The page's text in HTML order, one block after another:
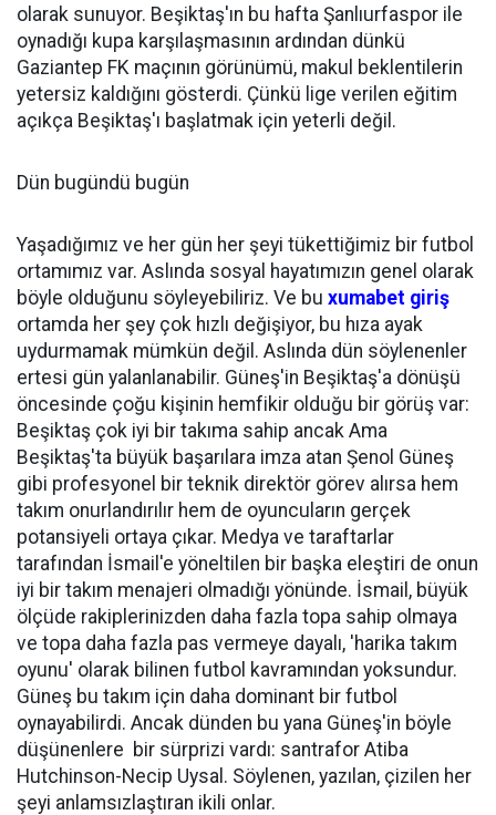
olarak sunuyor. Beşiktaş'ın bu hafta Şanlıurfaspor ile
oynadığı kupa karşılaşmasının ardından dünkü
Gaziantep FK maçının görünümü, makul beklentilerin
yetersiz kaldığını gösterdi. Çünkü lige verilen eğitim
açıkça Beşiktaş'ı başlatmak için yeterli değil.
Dün bugündü bugün
Yaşadığımız ve her gün her şeyi tükettiğimiz bir futbol
ortamımız var. Aslında sosyal hayatımızın genel olarak
böyle olduğunu söyleyebiliriz. Ve bu xumabet giriş
ortamda her şey çok hızlı değişiyor, bu hıza ayak
uydurmamak mümkün değil. Aslında dün söylenenler
ertesi gün yalanlanabilir. Güneş'in Beşiktaş'a dönüşü
öncesinde çoğu kişinin hemfikir olduğu bir görüş var:
Beşiktaş çok iyi bir takıma sahip ancak Ama
Beşiktaş'ta büyük başarılara imza atan Şenol Güneş
gibi profesyonel bir teknik direktör görev alırsa hem
takım onurlandırılır hem de oyuncuların gerçek
potansiyeli ortaya çıkar. Medya ve taraftarlar
tarafından İsmail'e yöneltilen bir başka eleştiri de onun
iyi bir takım menajeri olmadığı yönünde. İsmail, büyük
ölçüde rakiplerinizden daha fazla topa sahip olmaya
ve topa daha fazla pas vermeye dayalı, 'harika takım
oyunu' olarak bilinen futbol kavramından yoksundur.
Güneş bu takım için daha dominant bir futbol
oynayabilirdi. Ancak dünden bu yana Güneş'in böyle
düşünenlere bir sürprizi vardı: santrafor Atiba
Hutchinson-Necip Uysal. Söylenen, yazılan, çizilen her
şeyi anlamsızlaştıran ikili onlar.